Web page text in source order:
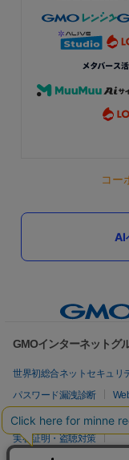
コー
AI
GMOインターネットグ
世界初総合ネットセキュリ
パスワード漏洩診断
セキュリティ相談AIチャッ
実在証明・盗聴対策